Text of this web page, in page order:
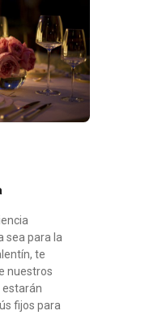
sea para la
te
nuestros
fijos para